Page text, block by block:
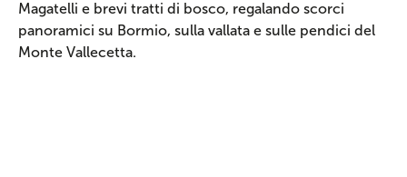
Magatelli e brevi tratti di bosco, regalando scorci
panoramici su Bormio, sulla vallata e sulle pendici del
Monte Vallecetta.